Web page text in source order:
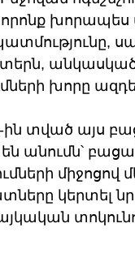
որոնք
խորը
-ին տված այս
անումն՝
միջոցով
կերտել